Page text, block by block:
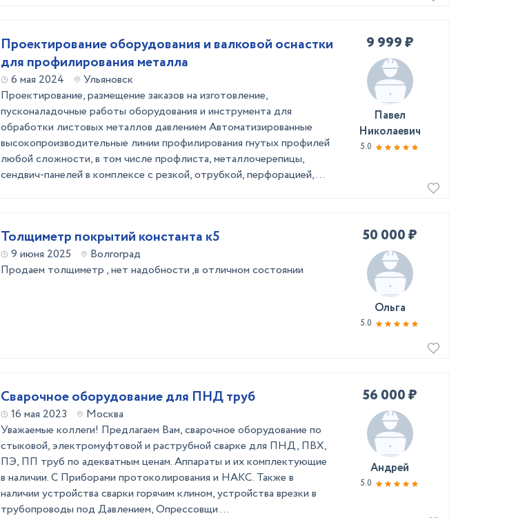
Проектирование оборудования и валковой оснастки
для профилирования металла
6 мая 2024
Ульяновск
Проектирование, размещение заказов на изготовление,
пусконаладочные работы оборудования и инструмента для
обработки листовых металлов давлением Автоматизированные
высокопроизводительные линии профилирования гнутых профилей
любой сложности, в том числе профлиста, металлочерепицы,
сендвич-панелей в комплексе с резкой, отрубкой, перфорацией, ...
9 999 ₽
Павел
Николаевич
5.0
Толщиметр покрытий константа к5
9 июня 2025
Волгоград
Продаем толщиметр , нет надобности ,в отличном состоянии
50 000 ₽
Ольга
5.0
Сварочное оборудование для ПНД труб
16 мая 2023
Москва
Уважаемые коллеги! Предлагаем Вам, сварочное оборудование по
стыковой, электромуфтовой и раструбной сварке для ПНД, ПВХ,
ПЭ, ПП труб по адекватным ценам. Аппараты и их комплектующие
в наличии. С Приборами протоколирования и НАКС. Также в
наличии устройства сварки горячим клином, устройства врезки в
трубопроводы под Давлением, Опрессовщи ...
56 000 ₽
Андрей
5.0